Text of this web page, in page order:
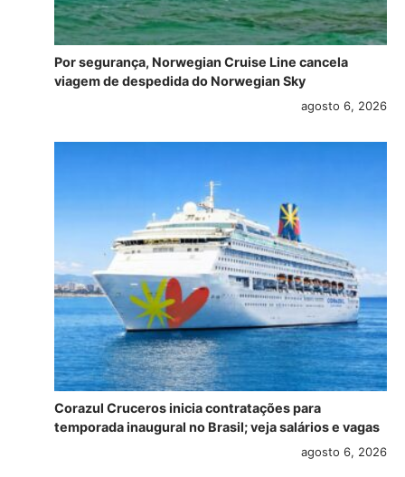
Por segurança, Norwegian Cruise Line cancela
viagem de despedida do Norwegian Sky
agosto 6, 2026
Corazul Cruceros inicia contratações para
temporada inaugural no Brasil; veja salários e vagas
agosto 6, 2026